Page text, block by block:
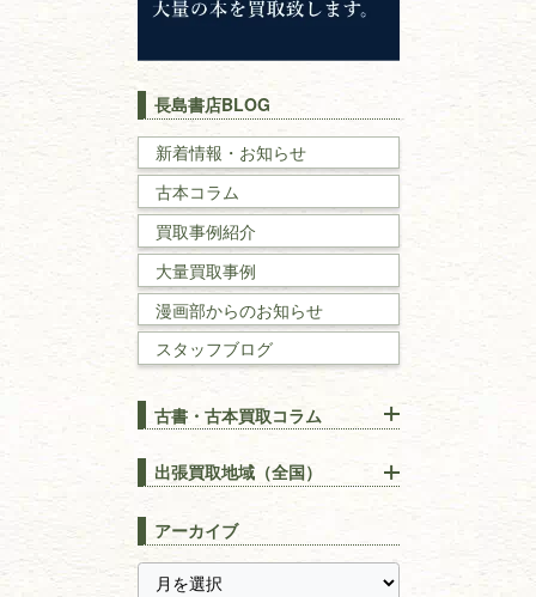
キリスト教
戦記・戦史
国文学・
理工書
数学書・物理学書
建築書
漢方・鍼灸・東洋医学
易学・占い
スピリチュアル・
全集・
長島書店BLOG
新着情報・お知らせ
古本コラム
買取事例紹介
大量買取事例
漫画部からのお知らせ
スタッフブログ
古書・古本買取コラム
りOK！効率的に売る方法
宅配買取は古本を送るだけ！
長島書店の便利な買取サービ
ス
【持ち込み買取】店頭で簡単
に古本を売るメリットとは？
出張買取地域（全国）
千葉県
神奈川県
静岡県
アーカイブ